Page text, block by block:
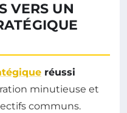
VERS UN
réussi
minutieuse et
communs.